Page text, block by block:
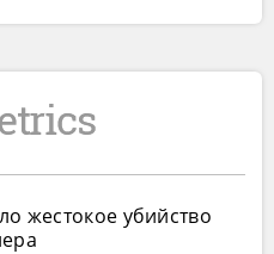
жестокое убийство